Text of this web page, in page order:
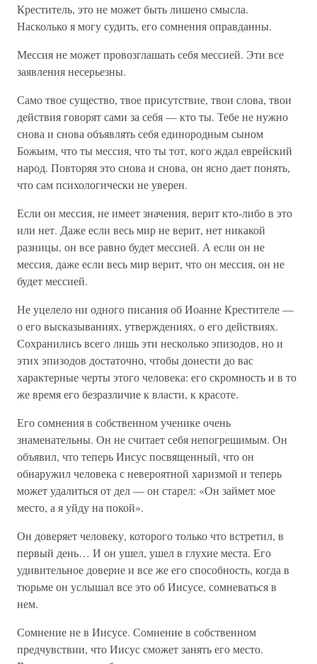
Креститель, это не может быть лишено смысла.
Насколько я могу судить, его сомнения оправданны.
Мессия не может провозглашать себя мессией. Эти все
заявления несерьезны.
Само твое существо, твое присутствие, твои слова, твои
действия говорят сами за себя — кто ты. Тебе не нужно
снова и снова объявлять себя единородным сыном
Божьим, что ты мессия, что ты тот, кого ждал еврейский
народ. Повторяя это снова и снова, он ясно дает понять,
что сам психологически не уверен.
Если он мессия, не имеет значения, верит кто-либо в это
или нет. Даже если весь мир не верит, нет никакой
разницы, он все равно будет мессией. А если он не
мессия, даже если весь мир верит, что он мессия, он не
будет мессией.
Не уцелело ни одного писания об Иоанне Крестителе —
о его высказываниях, утверждениях, о его действиях.
Сохранились всего лишь эти несколько эпизодов, но и
этих эпизодов достаточно, чтобы донести до вас
характерные черты этого человека: его скромность и в то
же время его безразличие к власти, к красоте.
Его сомнения в собственном ученике очень
знаменательны. Он не считает себя непогрешимым. Он
объявил, что теперь Иисус посвященный, что он
обнаружил человека с невероятной харизмой и теперь
может удалиться от дел — он старел: «Он займет мое
место, а я уйду на покой».
Он доверяет человеку, которого только что встретил, в
первый день… И он ушел, ушел в глухие места. Его
удивительное доверие и все же его способность, когда в
тюрьме он услышал все это об Иисусе, сомневаться в
нем.
Сомнение не в Иисусе. Сомнение в собственном
предчувствии, что Иисус сможет занять его место.